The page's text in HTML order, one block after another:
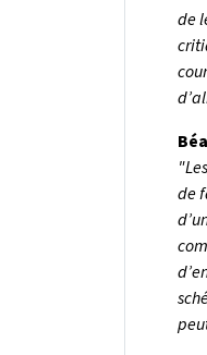
de
de